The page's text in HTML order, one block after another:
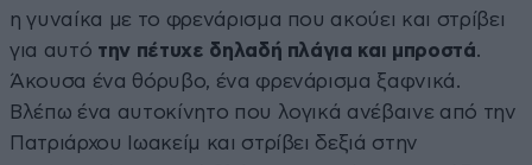
η γυναίκα με το φρενάρισμα που ακούει και στρίβει
για αυτό την πέτυχε δηλαδή πλάγια και μπροστά.
Άκουσα ένα θόρυβο, ένα φρενάρισμα ξαφνικά.
Βλέπω ένα αυτοκίνητο που λογικά ανέβαινε από την
Πατριάρχου Ιωακείμ και στρίβει δεξιά στην